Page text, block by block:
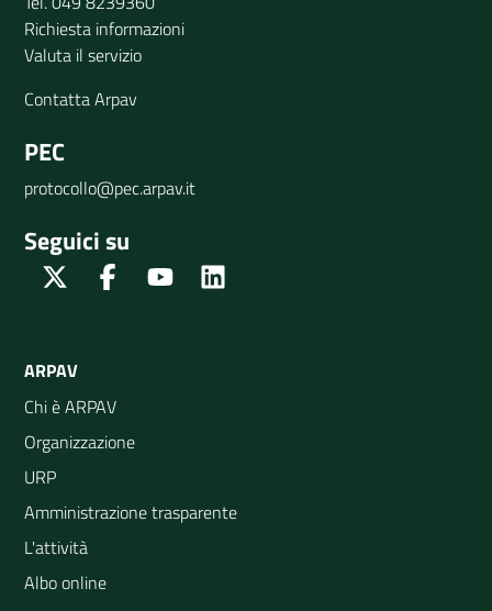
Richiesta informazioni
Valuta il servizio
Contatta Arpav
PEC
protocollo@pec.arpav.it
Seguici su
Twitter FacebookYoutube
ARPAV
Chi è ARPAV
Organizzazione
URP
Amministrazione trasparente
L'attività
Albo online